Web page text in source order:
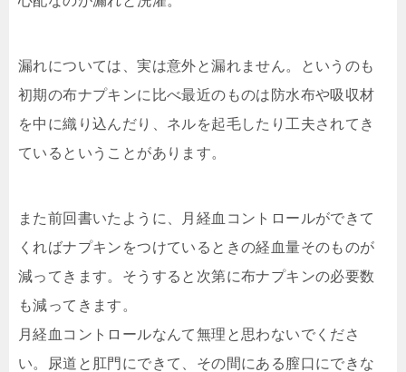
漏れについては、実は意外と漏れません。というのも
初期の布ナプキンに比べ最近のものは防水布や吸収材
を中に織り込んだり、ネルを起毛したり工夫されてき
ているということがあります。
また前回書いたように、月経血コントロールができて
くればナプキンをつけているときの経血量そのものが
減ってきます。そうすると次第に布ナプキンの必要数
も減ってきます。
月経血コントロールなんて無理と思わないでくださ
い。尿道と肛門にできて、その間にある膣口にできな